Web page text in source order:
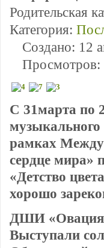
Родительская
Категория:
Создано: 12
Просмотров:
С 31марта по
рамках
сердце мира»
«Детство
хорошо
ДШИ
Выступали